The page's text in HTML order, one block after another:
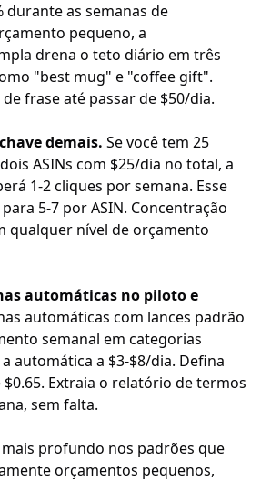
durante as semanas de
pequeno, a
drena o teto diário em três
"best mug" e "coffee gift".
frase até passar de $50/dia.
demais. Se você tem 25
ASINs com $25/dia no total, a
1-2 cliques por semana. Esse
5-7 por ASIN. Concentração
qualquer nível de orçamento
automáticas no piloto e
automáticas com lances padrão
semanal em categorias
automática a $3-$8/dia. Defina
Extraia o relatório de termos
sem falta.
profundo nos padrões que
orçamentos pequenos,